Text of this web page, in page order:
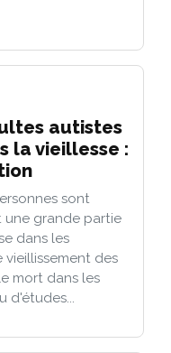
autistes
la vieillesse :
sont
une grande partie
dans les
vieillissement des
mort dans les
d'études...